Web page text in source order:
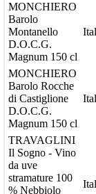
MONCHIERO
Barolo
Montanello
D.O.C.G.
Magnum 150 cl
MONCHIERO
Barolo Rocche
di Castiglione
D.O.C.G.
Magnum 150 cl
TRAVAGLINI
Il Sogno - Vino
da uve
stramature 100
% Nebbiolo